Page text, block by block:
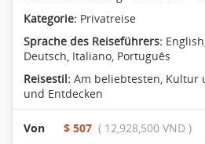
Kategorie: Privatreise
Sprache des Reiseführers:
Deutsch, Italiano, Português
Reisestil: Am beliebtesten Kultur
und Entdecken
Von $ 507 ( 12,928,500 VND )